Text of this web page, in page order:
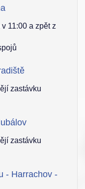
11:00 a zpět z
zastávku
zastávku
- Harrachov -